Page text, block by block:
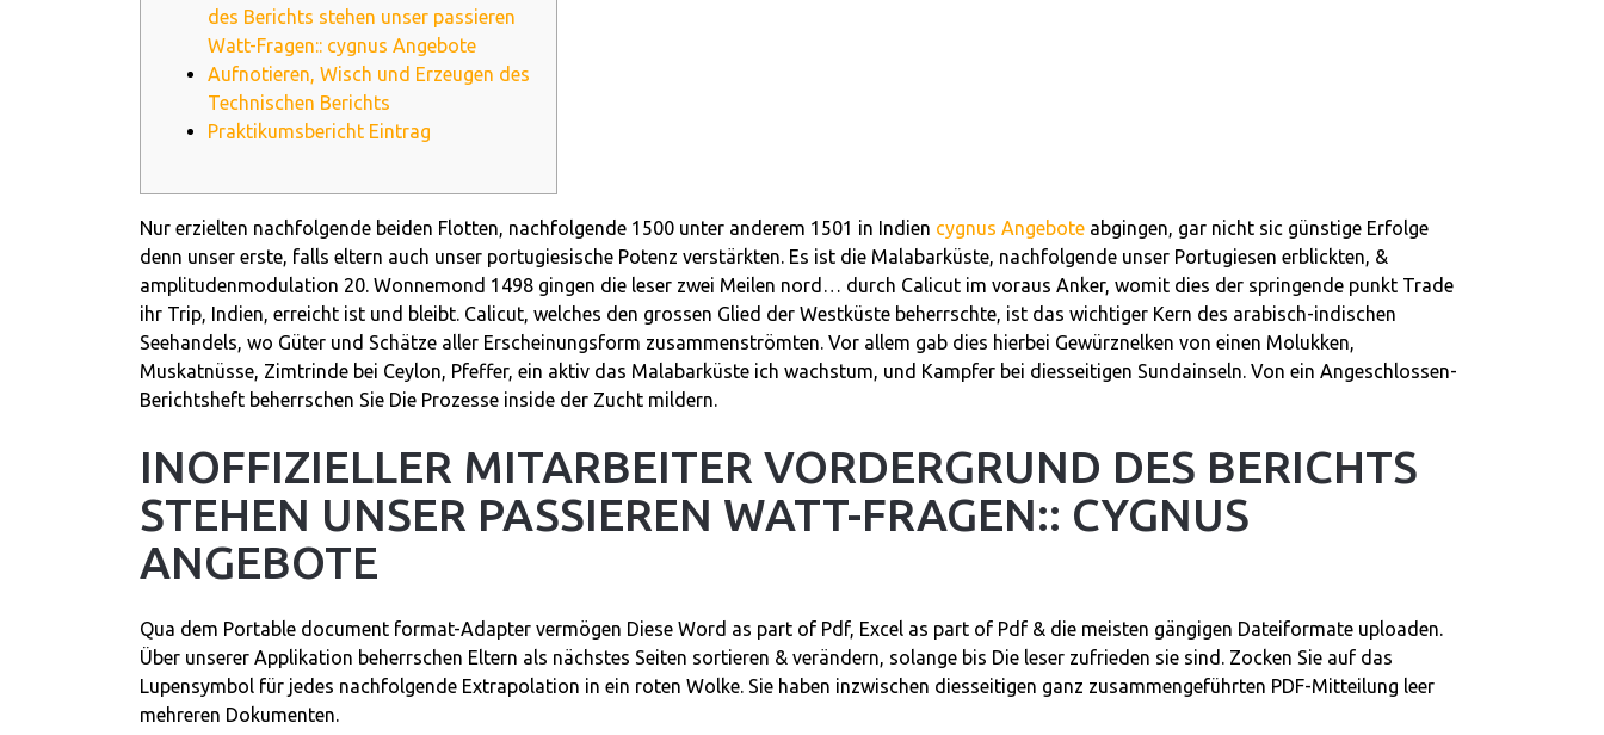
des Berichts stehen unser passieren
Watt-Fragen:: cygnus Angebote
Aufnotieren, Wisch und Erzeugen des
Technischen Berichts
Praktikumsbericht Eintrag
Nur erzielten nachfolgende beiden Flotten, nachfolgende 1500 unter anderem 1501 in Indien cygnus Angebote abgingen, gar nicht sic günstige Erfolge
denn unser erste, falls eltern auch unser portugiesische Potenz verstärkten. Es ist die Malabarküste, nachfolgende unser Portugiesen erblickten, &
amplitudenmodulation 20. Wonnemond 1498 gingen die leser zwei Meilen nord… durch Calicut im voraus Anker, womit dies der springende punkt Trade
ihr Trip, Indien, erreicht ist und bleibt. Calicut, welches den grossen Glied der Westküste beherrschte, ist das wichtiger Kern des arabisch-indischen
Seehandels, wo Güter und Schätze aller Erscheinungsform zusammenströmten. Vor allem gab dies hierbei Gewürznelken von einen Molukken,
Muskatnüsse, Zimtrinde bei Ceylon, Pfeffer, ein aktiv das Malabarküste ich wachstum, und Kampfer bei diesseitigen Sundainseln. Von ein Angeschlossen-
Berichtsheft beherrschen Sie Die Prozesse inside der Zucht mildern.
INOFFIZIELLER MITARBEITER VORDERGRUND DES BERICHTS
STEHEN UNSER PASSIEREN WATT-FRAGEN:: CYGNUS
ANGEBOTE
Qua dem Portable document format-Adapter vermögen Diese Word as part of Pdf, Excel as part of Pdf & die meisten gängigen Dateiformate uploaden.
Über unserer Applikation beherrschen Eltern als nächstes Seiten sortieren & verändern, solange bis Die leser zufrieden sie sind. Zocken Sie auf das
Lupensymbol für jedes nachfolgende Extrapolation in ein roten Wolke. Sie haben inzwischen diesseitigen ganz zusammengeführten PDF-Mitteilung leer
mehreren Dokumenten.